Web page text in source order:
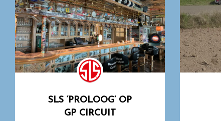
SLS ‘PROLOOG’ OP
GP CIRCUIT